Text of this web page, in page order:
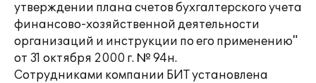
утверждении плана счетов бухгалтерского учета
финансово-хозяйственной деятельности
организаций и инструкции по его применению"
от 31 октября 2000 г. № 94н.
Сотрудниками компании БИТ установлена